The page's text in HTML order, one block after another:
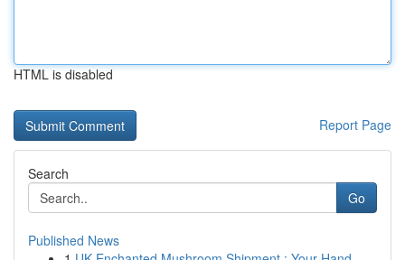
HTML is disabled
Report Page
Search
Go
Published News